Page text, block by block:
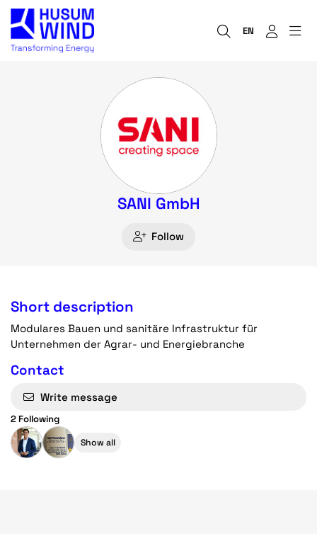
EN
SANI GmbH
Follow
Short description
Modulares Bauen und sanitäre Infrastruktur für
Unternehmen der Agrar- und Energiebranche
Contact
Write message
2 Following
Show all